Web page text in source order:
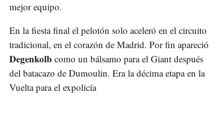
mejor equipo.
En la fiesta final el pelotón solo aceleró en el circuito
tradicional, en el corazón de Madrid. Por fin apareció
Degenkolb como un bálsamo para el Giant después
del batacazo de Dumoulin. Era la décima etapa en la
Vuelta para el expolicía